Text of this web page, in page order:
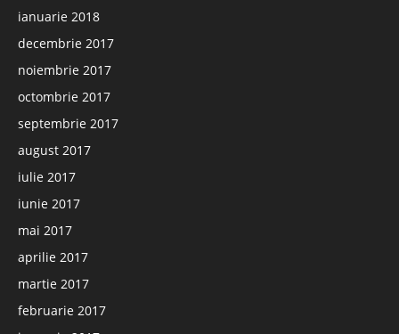
ianuarie 2018
decembrie 2017
noiembrie 2017
octombrie 2017
septembrie 2017
august 2017
iulie 2017
iunie 2017
mai 2017
aprilie 2017
martie 2017
februarie 2017